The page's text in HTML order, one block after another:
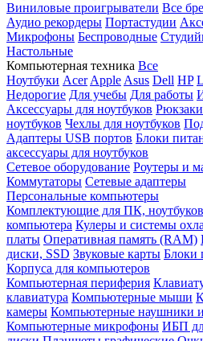
Виниловые проигрыватели Все
Аудио рекордеры Портастудии
Микрофоны Беспроводные
Настольные
Компьютерная техника Все
Ноутбуки Acer Apple Asus Dell HP
Недорогие Для учебы Для работы
Аксессуары для ноутбуков
ноутбуков Чехлы для ноутбуков
Адаптеры USB портов Блоки
аксессуары для ноутбуков
Сетевое оборудование Роутеры и
Коммутаторы Сетевые адаптеры
Персональные компьютеры
Комплектующие для ПК, ноутбуков
компьютера Кулеры и системы
платы Оперативная память (RAM)
диски, SSD Звуковые карты Блоки
Корпуса для компьютеров
Компьютерная периферия
клавиатура Компьютерные мыши
камеры Компьютерные наушники
Компьютерные микрофоны ИБП